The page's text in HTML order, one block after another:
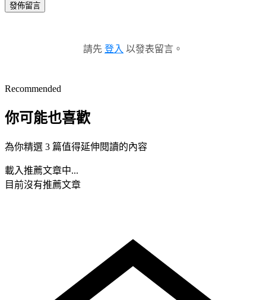
發佈留言
請先 登入 以發表留言。
Recommended
你可能也喜歡
為你精選 3 篇值得延伸閱讀的內容
載入推薦文章中...
目前沒有推薦文章